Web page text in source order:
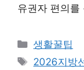
유권자 편의를
카
테
생활꿀팁
태
2026지방